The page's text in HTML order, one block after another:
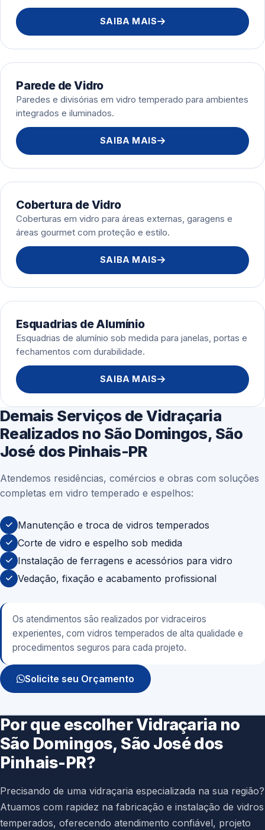
SAIBA MAIS
Parede de Vidro
Paredes e divisórias em vidro temperado para ambientes
integrados e iluminados.
SAIBA MAIS
Cobertura de Vidro
Coberturas em vidro para áreas externas, garagens e
áreas gourmet com proteção e estilo.
SAIBA MAIS
Esquadrias de Alumínio
Esquadrias de alumínio sob medida para janelas, portas e
fechamentos com durabilidade.
SAIBA MAIS
Demais Serviços de Vidraçaria
Realizados no São Domingos, São
José dos Pinhais-PR
Atendemos residências, comércios e obras com soluções
completas em vidro temperado e espelhos:
Manutenção e troca de vidros temperados
Corte de vidro e espelho sob medida
Instalação de ferragens e acessórios para vidro
Vedação, fixação e acabamento profissional
Os atendimentos são realizados por vidraceiros
experientes, com vidros temperados de alta qualidade e
procedimentos seguros para cada projeto.
Solicite seu Orçamento
Por que escolher Vidraçaria no
São Domingos, São José dos
Pinhais-PR?
Precisando de uma vidraçaria especializada na sua região?
Atuamos com rapidez na fabricação e instalação de vidros
temperados, oferecendo atendimento confiável, projeto